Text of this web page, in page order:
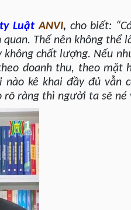
Luật ANVI, cho biết:
Thế nên không thể
chất lượng. Nếu
doanh thu, theo mặt
kê khai đầy đủ vẫn
ràng thì người ta sẽ né